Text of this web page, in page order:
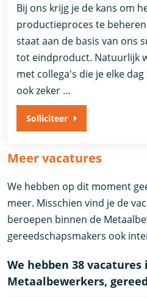
Bij ons krijg je de kans om
productieproces te
staat aan de basis van ons
tot eindproduct. Natuurlijk
met collega's die je elke
ook zeker …
Solliciteer
Meer vacatures
We hebben op dit moment
meer. Misschien vind je de
beroepen binnen de
gereedschapsmakers ook
We hebben 38
Metaalbewerkers,